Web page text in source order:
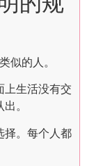
似的人。
上生活没有交
。
择。每个人都